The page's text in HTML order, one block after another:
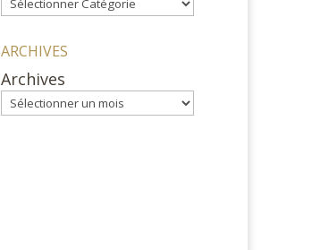
ARCHIVES
Archives